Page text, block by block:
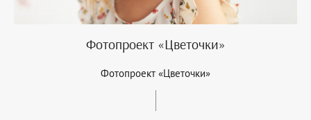
Фотопроект «Цветочки»
Фотопроект «Цветочки»